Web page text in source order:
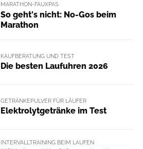
MARATHON-FAUXPAS
So geht's nicht: No-Gos beim
Marathon
KAUFBERATUNG UND TEST
Die besten Laufuhren 2026
GETRÄNKEPULVER FÜR LÄUFER
Elektrolytgetränke im Test
INTERVALLTRAINING BEIM LAUFEN